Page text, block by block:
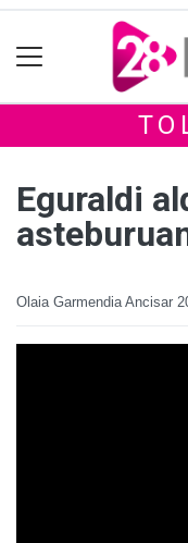
Eguraldi
Olaia Garmendia Ancisar